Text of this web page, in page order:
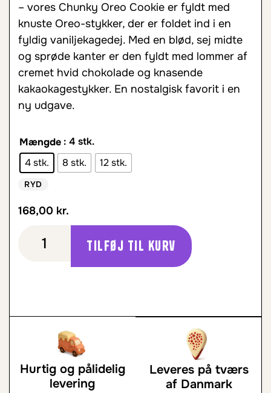
– vores Chunky Oreo Cookie er fyldt med
knuste Oreo-stykker, der er foldet ind i en
fyldig vaniljekagedej. Med en blød, sej midte
og sprøde kanter er den fyldt med lommer af
cremet hvid chokolade og knasende
kakaokagestykker. En nostalgisk favorit i en
ny udgave.
Mængde : 4 stk.
4 stk.
8 stk. 12 stk.
RYD
168,00 kr.
Tilføj til kurv
Hurtig og pålidelig
levering
Leveres på tværs
af Danmark